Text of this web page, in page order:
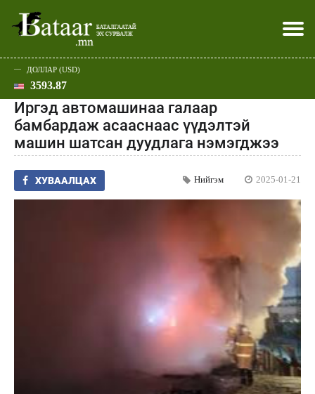
Эхлэл
Улс төр
Нийгэм
Эдийн засаг
Дэлхий
Спорт
Шар
Батаар юу хэлэв
Хэвлэл мэдээллээр
ДОЛЛАР (USD)
3593.87
Иргэд автомашинаа галаар
бамбардаж асааснаас үүдэлтэй
машин шатсан дуудлага нэмэгджээ
ХУВААЛЦАХ Нийгэм 2025-01-21